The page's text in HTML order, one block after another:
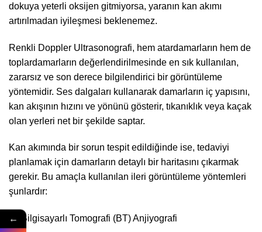
dokuya yeterli oksijen gitmiyorsa, yaranın kan akımı
artırılmadan iyileşmesi beklenemez.
Renkli Doppler Ultrasonografi, hem atardamarların hem de
toplardamarların değerlendirilmesinde en sık kullanılan,
zararsız ve son derece bilgilendirici bir görüntüleme
yöntemidir. Ses dalgaları kullanarak damarların iç yapısını,
kan akışının hızını ve yönünü gösterir, tıkanıklık veya kaçak
olan yerleri net bir şekilde saptar.
Kan akımında bir sorun tespit edildiğinde ise, tedaviyi
planlamak için damarların detaylı bir haritasını çıkarmak
gerekir. Bu amaçla kullanılan ileri görüntüleme yöntemleri
şunlardır:
Bilgisayarlı Tomografi (BT) Anjiyografi
←